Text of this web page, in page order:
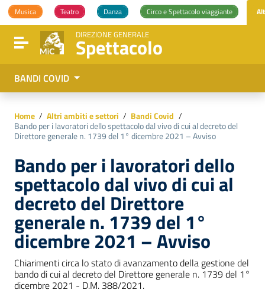
Vai ai contenuti
Vai al menu di navigazione
Vai al footer
Musica Teatro Danza Circo e Spettacolo viaggiante
Attiva / disattiva la navigazione
DIREZIONE GENERALE
Spettacolo
BANDI COVID
Home / Altri ambiti e settori / Bandi Covid /
Bando per i lavoratori dello spettacolo dal vivo di cui al decreto del
Direttore generale n. 1739 del 1° dicembre 2021 – Avviso
Bando per i lavoratori dello
spettacolo dal vivo di cui al
decreto del Direttore
generale n. 1739 del 1°
dicembre 2021 – Avviso
Chiarimenti circa lo stato di avanzamento della gestione del
bando di cui al decreto del Direttore generale n. 1739 del 1°
dicembre 2021 - D.M. 388/2021.